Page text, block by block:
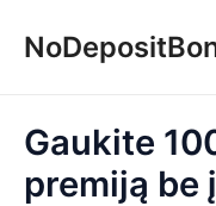
prie
Gaukite
premiją be